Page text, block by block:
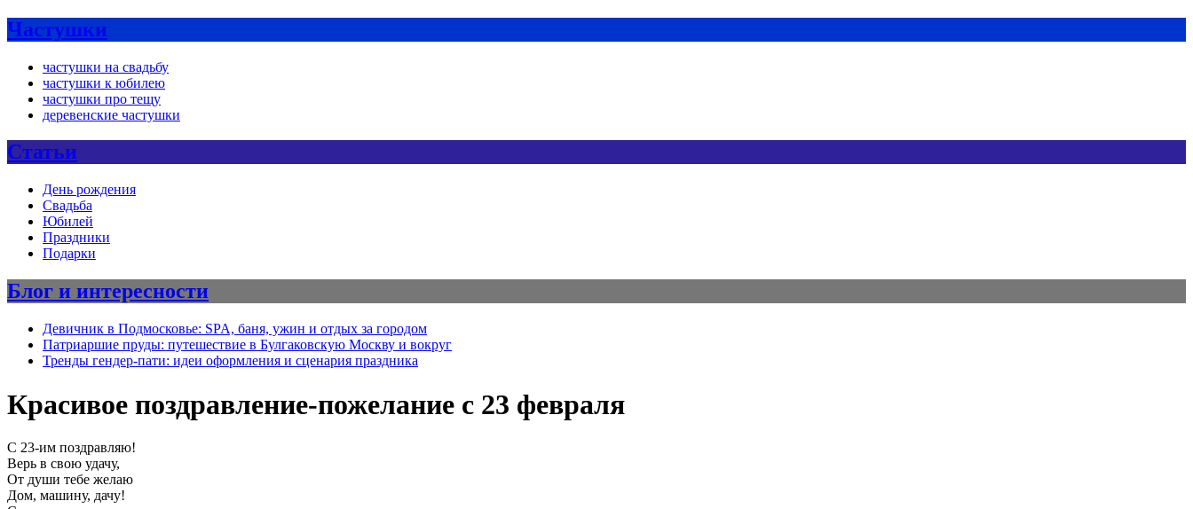
Частушки
частушки на свадьбу
частушки к юбилею
частушки про тещу
деревенские частушки
Статьи
День рождения
Свадьба
Юбилей
Праздники
Подарки
Блог и интересности
Девичник в Подмосковье: SPA, баня, ужин и отдых за городом
Патриаршие пруды: путешествие в Булгаковскую Москву и вокруг
Тренды гендер-пати: идеи оформления и сценария праздника
Красивое поздравление-пожелание с 23 февраля
С 23-им поздравляю!
Верь в свою удачу,
От души тебе желаю
Дом, машину, дачу!